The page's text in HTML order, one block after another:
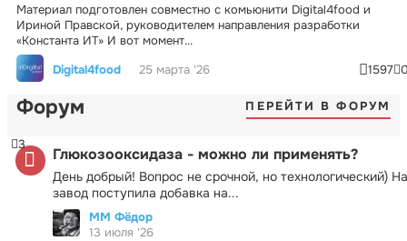
Материал подготовлен совместно с комьюнити Digital4food и
Ириной Правской, руководителем направления разработки
«Константа ИТ» И вот момент...
Digital4food
25 марта '26 1597
Форум ПЕРЕЙТИ В ФОРУМ
Глюкозооксидаза - можно ли применять?
День добрый! Вопрос не срочной, но технологический) На
завод поступила добавка на...
3
ММ Фёдор
13 июля '26